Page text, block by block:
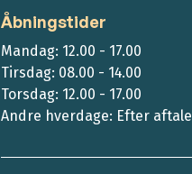
Åbningstider
Mandag: 12.00 - 17.00
Tirsdag: 08.00 - 14.00
Torsdag: 12.00 - 17.00
Andre hverdage: Efter aftale